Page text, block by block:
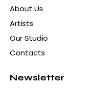
About Us
Artists
Our Studio
Contacts
Newsletter